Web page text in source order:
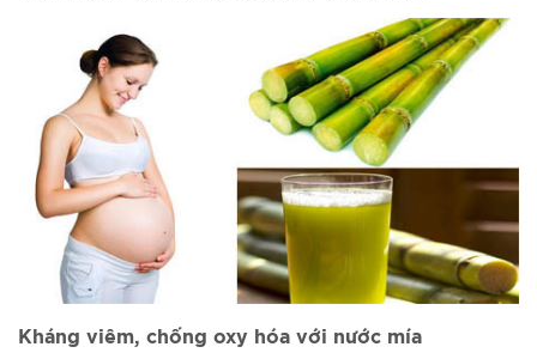
Kháng viêm, chống oxy hóa với nước mía